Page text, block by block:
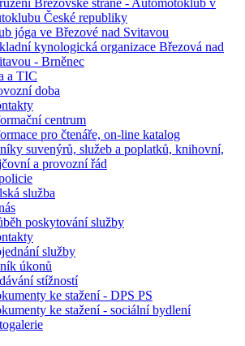
Březovské stráně - Automotoklub v
České republiky
jóga ve Březové nad Svitavou
kynologická organizace Březová nad
- Brněnec
a TIC
doba
centrum
pro čtenáře, on-line katalog
suvenýrů, služeb a poplatků, knihovní,
a provozní řád
služba
poskytování služby
služby
úkonů
stížností
ke stažení - DPS PS
ke stažení - sociální bydlení